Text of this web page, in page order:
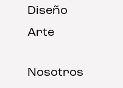
Diseño
Arte
Nosotros